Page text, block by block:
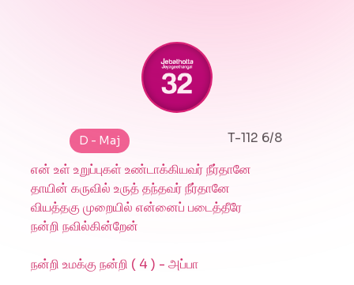
D - Maj
T-112 6/8
என் உள் உறுப்புகள் உண்டாக்கியவர் நீர்தானே
தாயின் கருவில் உருத் தந்தவர் நீர்தானே
வியத்தகு முறையில் என்னைப் படைத்தீரே
நன்றி நவில்கின்றேன்
நன்றி உமக்கு நன்றி ( 4 ) - அப்பா